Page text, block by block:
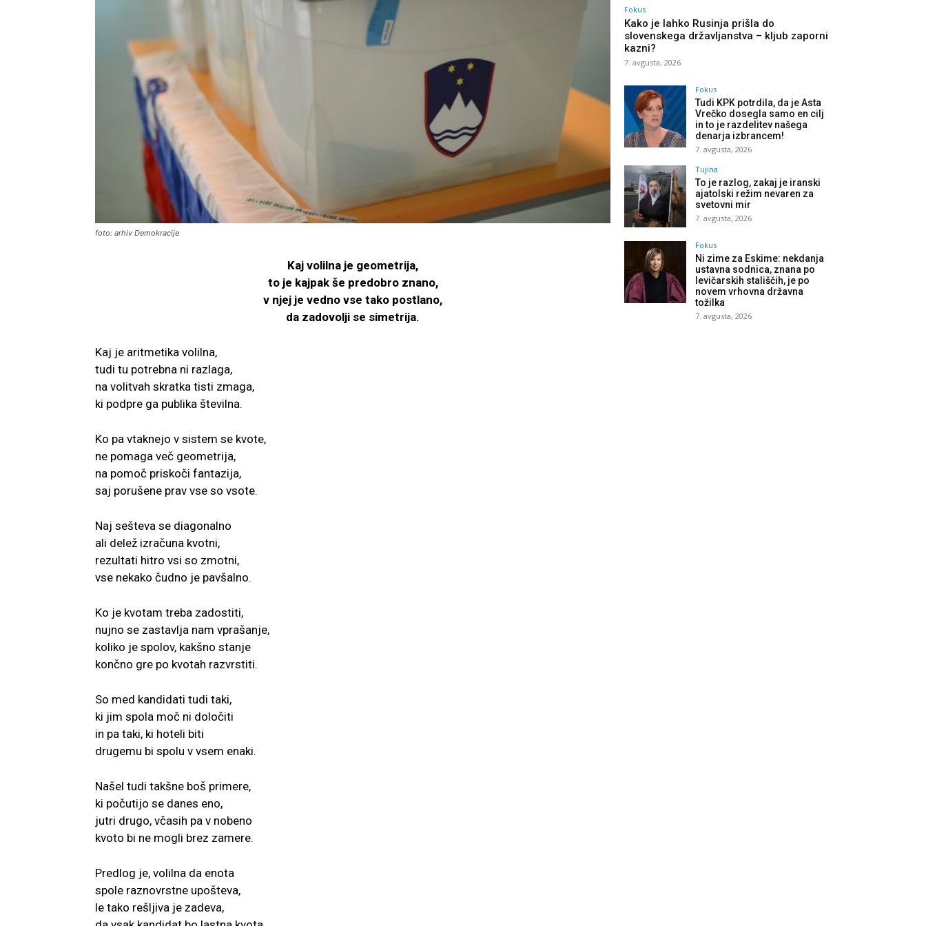
foto: arhiv Demokracije
Kaj volilna je geometrija,
to je kajpak še predobro znano,
v njej je vedno vse tako postlano,
da zadovolji se simetrija.
Kaj je aritmetika volilna,
tudi tu potrebna ni razlaga,
na volitvah skratka tisti zmaga,
ki podpre ga publika številna.
Ko pa vtaknejo v sistem se kvote,
ne pomaga več geometrija,
na pomoč priskoči fantazija,
saj porušene prav vse so vsote.
Naj sešteva se diagonalno
ali delež izračuna kvotni,
rezultati hitro vsi so zmotni,
vse nekako čudno je pavšalno.
Ko je kvotam treba zadostiti,
nujno se zastavlja nam vprašanje,
koliko je spolov, kakšno stanje
končno gre po kvotah razvrstiti.
So med kandidati tudi taki,
ki jim spola moč ni določiti
in pa taki, ki hoteli biti
drugemu bi spolu v vsem enaki.
Našel tudi takšne boš primere,
ki počutijo se danes eno,
jutri drugo, včasih pa v nobeno
kvoto bi ne mogli brez zamere.
Predlog je, volilna da enota
spole raznovrstne upošteva,
le tako rešljiva je zadeva,
Fokus
Kako je lahko Rusinja prišla do
slovenskega državljanstva – kljub zaporni
kazni?
7. avgusta, 2026
Fokus
Tudi KPK potrdila, da je Asta
Vrečko dosegla samo en cilj
in to je razdelitev našega
denarja izbrancem!
7. avgusta, 2026
Tujina
To je razlog, zakaj je iranski
ajatolski režim nevaren za
svetovni mir
7. avgusta, 2026
Fokus
Ni zime za Eskime: nekdanja
ustavna sodnica, znana po
levičarskih stališčih, je po
novem vrhovna državna
tožilka
7. avgusta, 2026